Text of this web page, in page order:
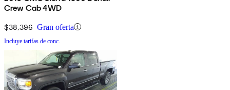
Crew Cab 4WD
$38,396 Gran oferta
Incluye tarifas de conc.